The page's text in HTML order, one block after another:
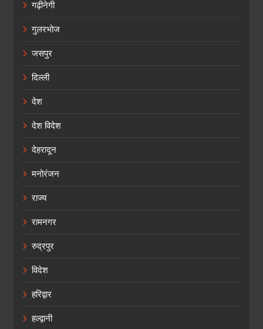
गढ़ीनेगी
गुलरभोज
जसपुर
दिल्ली
देश
देश विदेश
देहरादून
मनोरंजन
राज्य
रामनगर
रुद्रपुर
विदेश
हरिद्वार
हल्द्वानी